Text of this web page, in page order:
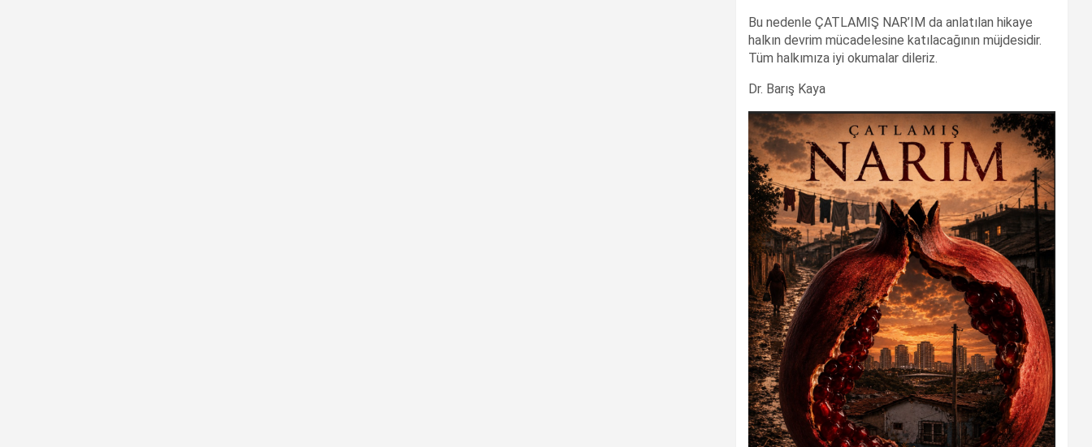
Bu nedenle ÇATLAMIŞ NAR’IM da anlatılan hikaye
halkın devrim mücadelesine katılacağının müjdesidir.
Tüm halkımıza iyi okumalar dileriz.
Dr. Barış Kaya